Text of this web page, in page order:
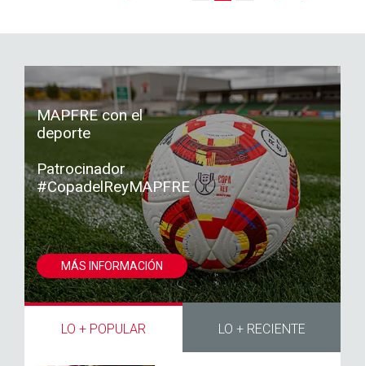
MAPFRE con el
deporte
Patrocinador
#CopadelReyMAPFRE
MÁS INFORMACIÓN
LO + POPULAR LO + RECIENTE